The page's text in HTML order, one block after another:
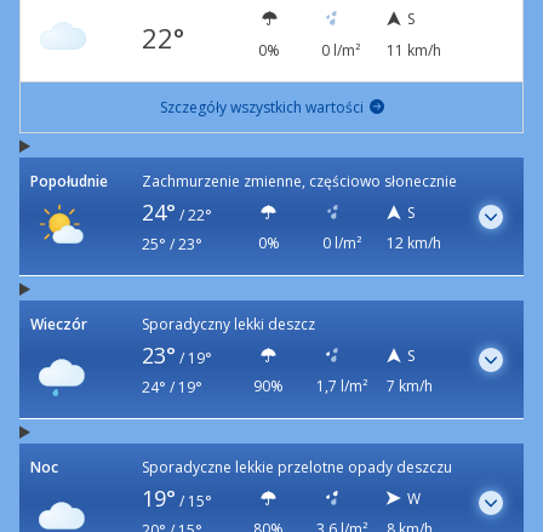
22° 0% 0 l/m²
S
11 km/h
Szczegóły wszystkich wartości
Popołudnie Zachmurzenie zmienne, częściowo słonecznie
24° / 22°
25° / 23°
0% 0 l/m²
S
12 km/h
Wieczór Sporadyczny lekki deszcz
23° / 19°
24° / 19°
90% 1,7 l/m²
S
7 km/h
Noc Sporadyczne lekkie przelotne opady deszczu
19° / 15°
W